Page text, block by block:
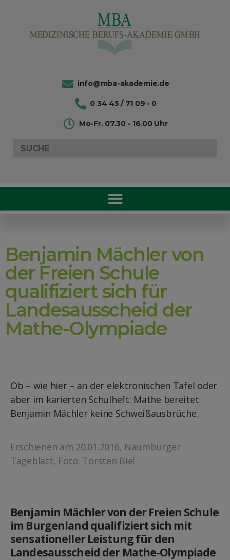
info@mba-akademie.de
0 34 45 / 71 09 - 0
Mo-Fr. 07.30 - 16.00 Uhr
Search
for:
Benjamin Mächler von
der Freien Schule
qualifiziert sich für
Landesausscheid der
Mathe-Olympiade
Ob – wie hier – an der elektronischen Tafel oder
aber im karierten Schulheft: Mathe bereitet
Benjamin Mächler keine Schweißausbrüche.
Erschienen am 20.01.2016, Naumburger
Tageblatt, Foto: Torsten Biel
Benjamin Mächler von der Freien Schule
im Burgenland qualifiziert sich mit
sensationeller Leistung für den
Landesausscheid der Mathe-Olympiade